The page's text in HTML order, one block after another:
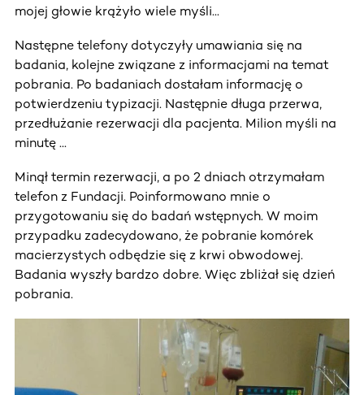
mojej głowie krążyło wiele myśli...
Następne telefony dotyczyły umawiania się na
badania, kolejne związane z informacjami na temat
pobrania. Po badaniach dostałam informację o
potwierdzeniu typizacji. Następnie długa przerwa,
przedłużanie rezerwacji dla pacjenta. Milion myśli na
minutę ...
Minął termin rezerwacji, a po 2 dniach otrzymałam
telefon z Fundacji. Poinformowano mnie o
przygotowaniu się do badań wstępnych. W moim
przypadku zadecydowano, że pobranie komórek
macierzystych odbędzie się z krwi obwodowej.
Badania wyszły bardzo dobre. Więc zbliżał się dzień
pobrania.